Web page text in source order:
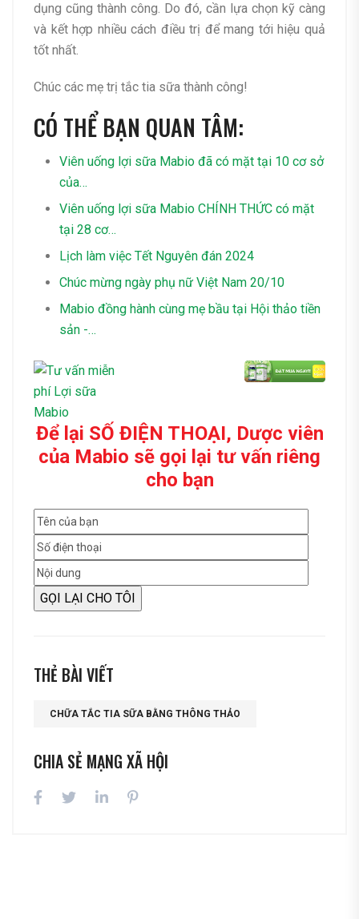
dụng cũng thành công. Do đó, cần lựa chọn kỹ càng
và kết hợp nhiều cách điều trị để mang tới hiệu quả
tốt nhất.
Chúc các mẹ trị tắc tia sữa thành công!
CÓ THỂ BẠN QUAN TÂM:
Viên uống lợi sữa Mabio đã có mặt tại 10 cơ sở
của…
Viên uống lợi sữa Mabio CHÍNH THỨC có mặt
tại 28 cơ…
Lịch làm việc Tết Nguyên đán 2024
Chúc mừng ngày phụ nữ Việt Nam 20/10
Mabio đồng hành cùng mẹ bầu tại Hội thảo tiền
sản -…
Để lại SỐ ĐIỆN THOẠI, Dược viên
của Mabio sẽ gọi lại tư vấn riêng
cho bạn
THẺ BÀI VIẾT
CHỮA TẮC TIA SỮA BẰNG THÔNG THẢO
CHIA SẺ MẠNG XÃ HỘI